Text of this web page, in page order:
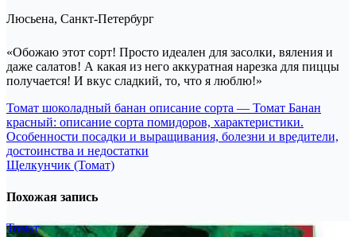
Люсьена, Санкт-Петербург
«Обожаю этот сорт! Просто идеален для засолки, вяления и
даже салатов! А какая из него аккуратная нарезка для пиццы
получается! И вкус сладкий, то, что я люблю!»
Навигация
по
записям
Томат шоколадный банан описание сорта — Томат Банан
красный: описание сорта помидоров, характеристики.
Особенности посадки и выращивания, болезни и вредители,
достоинства и недостатки
Щелкунчик (Томат)
Похожая запись
Томат